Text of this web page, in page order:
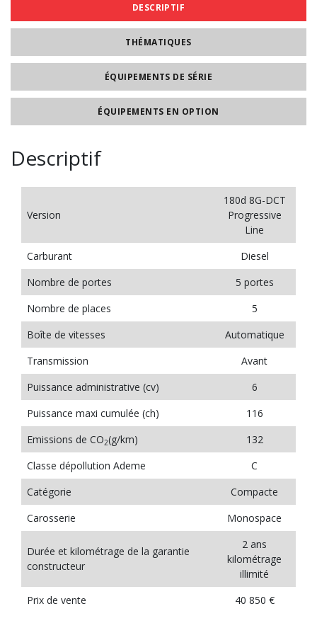
DESCRIPTIF
THÉMATIQUES
ÉQUIPEMENTS DE SÉRIE
ÉQUIPEMENTS EN OPTION
Descriptif
Version
180d 8G-DCT
Progressive
Line
Carburant
Diesel
Nombre de portes
5 portes
Nombre de places
5
Boîte de vitesses
Automatique
Transmission
Avant
Puissance administrative (cv)
6
Puissance maxi cumulée (ch)
116
Emissions de CO2(g/km)
132
Classe dépollution Ademe
C
Catégorie
Compacte
Carosserie
Monospace
Durée et kilométrage de la garantie
constructeur
2 ans
kilométrage
illimité
Prix de vente
40 850 €